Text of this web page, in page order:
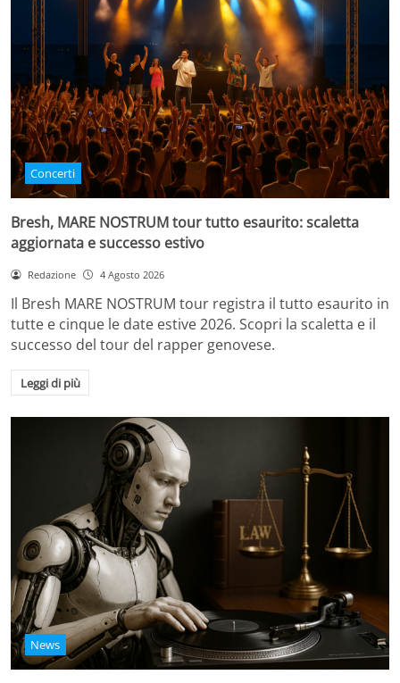
Concerti
Bresh, MARE NOSTRUM tour tutto esaurito: scaletta
aggiornata e successo estivo
Redazione 4 Agosto 2026
Il Bresh MARE NOSTRUM tour registra il tutto esaurito in
tutte e cinque le date estive 2026. Scopri la scaletta e il
successo del tour del rapper genovese.
Leggi di più
News